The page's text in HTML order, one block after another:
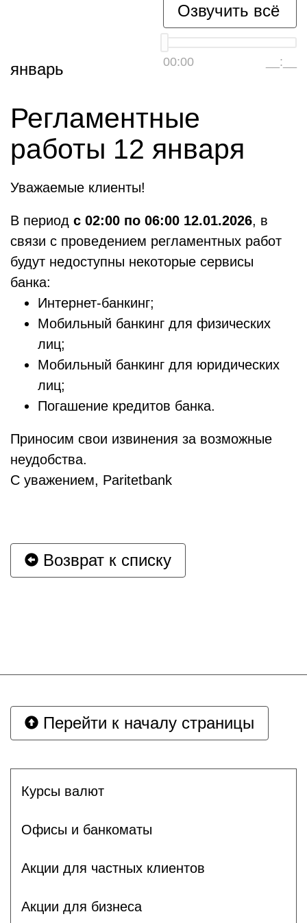
Озвучить всё
00:00 __:__
январь
Регламентные
работы 12 января
Уважаемые клиенты!
В период с 02:00 по 06:00 12.01.2026, в
связи с проведением регламентных работ
будут недоступны некоторые сервисы
банка:
Интернет-банкинг;
Мобильный банкинг для физических
лиц;
Мобильный банкинг для юридических
лиц;
Погашение кредитов банка.
Приносим свои извинения за возможные
неудобства.
С уважением, Paritetbank
Возврат к списку
Перейти к началу страницы
Курсы валют
Офисы и банкоматы
Акции для частных клиентов
Акции для бизнеса